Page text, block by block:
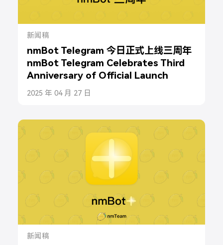
新闻稿
nmBot Telegram 今日正式上线三周年
nmBot Telegram Celebrates Third
Anniversary of Official Launch
2025 年 04 月 27 日
新闻稿